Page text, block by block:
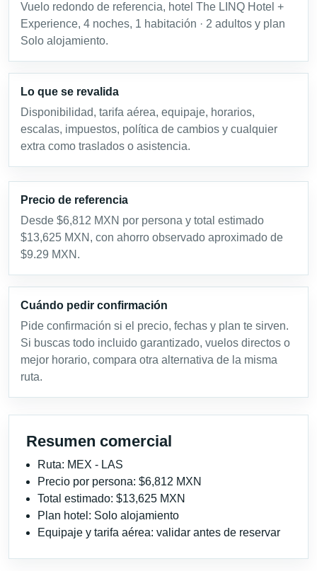
Vuelo redondo de referencia, hotel The LINQ Hotel +
Experience, 4 noches, 1 habitación · 2 adultos y plan
Solo alojamiento.
Lo que se revalida
Disponibilidad, tarifa aérea, equipaje, horarios,
escalas, impuestos, política de cambios y cualquier
extra como traslados o asistencia.
Precio de referencia
Desde $6,812 MXN por persona y total estimado
$13,625 MXN, con ahorro observado aproximado de
$9.29 MXN.
Cuándo pedir confirmación
Pide confirmación si el precio, fechas y plan te sirven.
Si buscas todo incluido garantizado, vuelos directos o
mejor horario, compara otra alternativa de la misma
ruta.
Resumen comercial
Ruta: MEX - LAS
Precio por persona: $6,812 MXN
Total estimado: $13,625 MXN
Plan hotel: Solo alojamiento
Equipaje y tarifa aérea: validar antes de reservar